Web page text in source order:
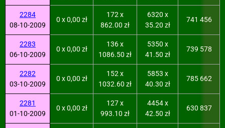
2284
08-10-2009
0 x 0,00 zł
172 x
862.00 zł
6320 x
35.20 zł
741 456
2283
06-10-2009
0 x 0,00 zł
136 x
1086.50 zł
5350 x
41.50 zł
739 578
2282
03-10-2009
0 x 0,00 zł
152 x
1032.60 zł
5853 x
40.30 zł
785 662
2281
01-10-2009
0 x 0,00 zł
127 x
993.10 zł
4454 x
42.50 zł
630 837